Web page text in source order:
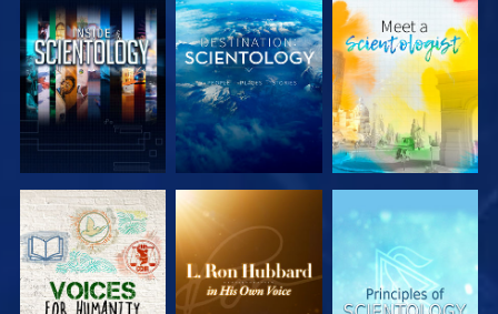
DÉCOUVRIR
LES SÉRIES
DÉCOUVRIR
LES SÉRIES
DÉCOUVRIR
LES SÉRIES